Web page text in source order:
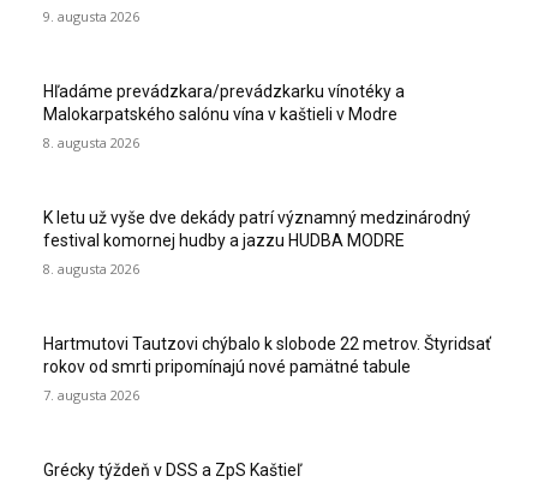
9. augusta 2026
Hľadáme prevádzkara/prevádzkarku vínotéky a
Malokarpatského salónu vína v kaštieli v Modre
8. augusta 2026
K letu už vyše dve dekády patrí významný medzinárodný
festival komornej hudby a jazzu HUDBA MODRE
8. augusta 2026
Hartmutovi Tautzovi chýbalo k slobode 22 metrov. Štyridsať
rokov od smrti pripomínajú nové pamätné tabule
7. augusta 2026
Grécky týždeň v DSS a ZpS Kaštieľ